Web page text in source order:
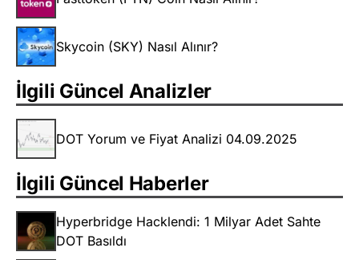
Skycoin (SKY) Nasıl Alınır?
İlgili Güncel Analizler
DOT Yorum ve Fiyat Analizi 04.09.2025
İlgili Güncel Haberler
Hyperbridge Hacklendi: 1 Milyar Adet Sahte
DOT Basıldı